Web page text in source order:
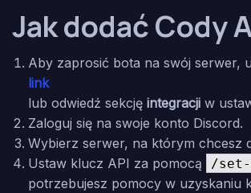
Jak dodać Cody
Aby zaprosić bota na swój serwer,
link
lub odwiedź sekcję integracji w
Zaloguj się na swoje konto Discord.
Wybierz serwer, na którym chcesz
Ustaw klucz API za pomocą
/set-
potrzebujesz pomocy w uzyskaniu